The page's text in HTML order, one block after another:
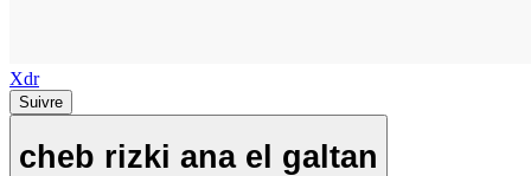
Xdr
Suivre
cheb rizki ana el galtan